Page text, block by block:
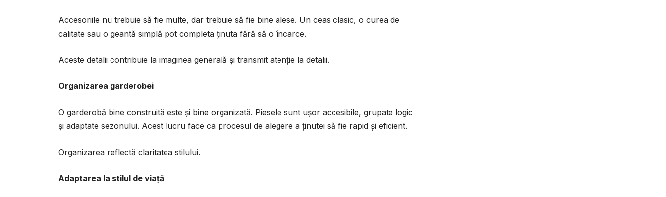
Accesoriile nu trebuie să fie multe, dar trebuie să fie bine alese. Un ceas clasic, o curea de
calitate sau o geantă simplă pot completa ținuta fără să o încarce.
Aceste detalii contribuie la imaginea generală și transmit atenție la detalii.
Organizarea garderobei
O garderobă bine construită este și bine organizată. Piesele sunt ușor accesibile, grupate logic
și adaptate sezonului. Acest lucru face ca procesul de alegere a ținutei să fie rapid și eficient.
Organizarea reflectă claritatea stilului.
Adaptarea la stilul de viață